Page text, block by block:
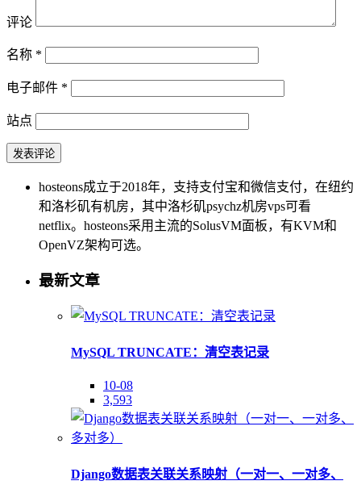
评论
名称 *
电子邮件 *
站点
hosteons成立于2018年，支持支付宝和微信支付，在纽约
和洛杉矶有机房，其中洛杉矶psychz机房vps可看
netflix。hosteons采用主流的SolusVM面板，有KVM和
OpenVZ架构可选。
最新文章
MySQL TRUNCATE：清空表记录
10-08
3,593
Django数据表关联关系映射（一对一、一对多、